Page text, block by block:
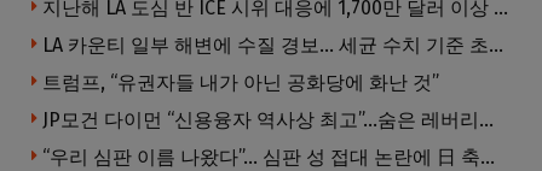
지난해 LA 도심 반 ICE 시위 대응에 1,700만 달러 이상 지출… LAPD, 대규모 시위 대비 강화 필요
LA 카운티 일부 해변에 수질 경보… 세균 수치 기준 초과, 입수 자제 당부
트럼프, “유권자들 내가 아닌 공화당에 화난 것”
JP모건 다이먼 “신용융자 역사상 최고”…숨은 레버리지 경고
“우리 심판 이름 나왔다”… 심판 성 접대 논란에 日 축구계 발칵